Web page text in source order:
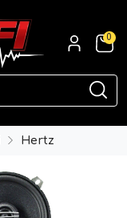
0
Hertz